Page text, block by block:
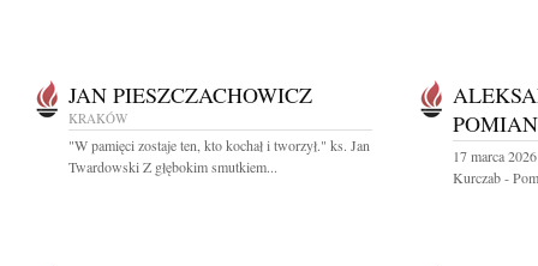
JAN PIESZCZACHOWICZ
KRAKÓW
"W pamięci zostaje ten, kto kochał i tworzył." ks. Jan
Twardowski Z głębokim smutkiem...
17 marca
Kurczab -